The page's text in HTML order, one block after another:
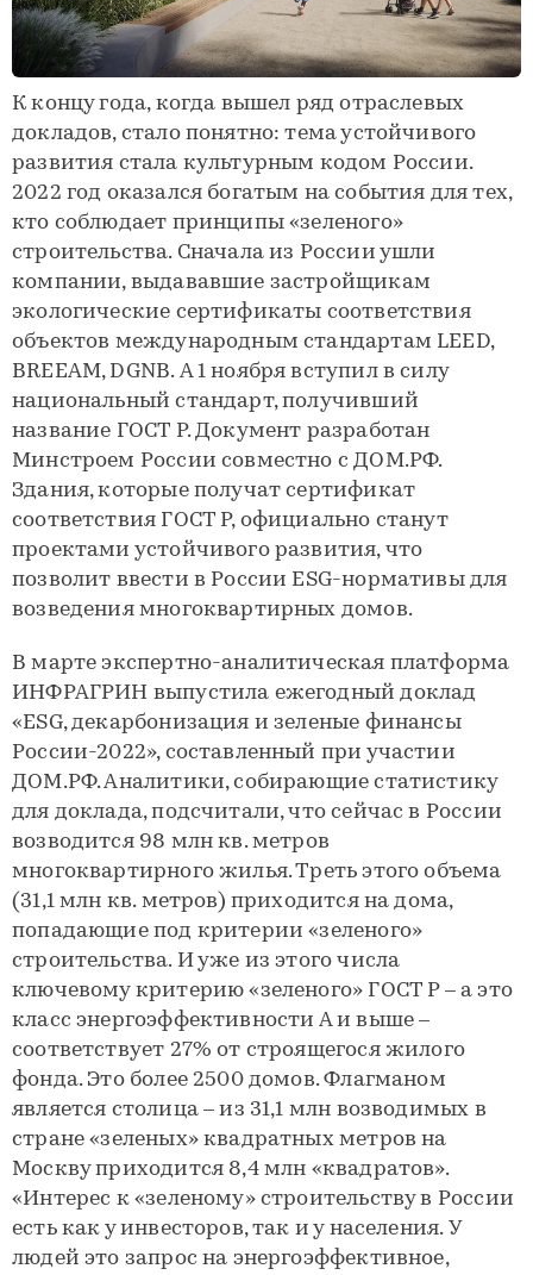
К концу года, когда вышел ряд отраслевых
докладов, стало понятно: тема устойчивого
развития стала культурным кодом России.
2022 год оказался богатым на события для тех,
кто соблюдает принципы «зеленого»
строительства. Сначала из России ушли
компании, выдававшие застройщикам
экологические сертификаты соответствия
объектов международным стандартам LEED,
BREEAM, DGNB. А 1 ноября вступил в силу
национальный стандарт, получивший
название ГОСТ Р. Документ разработан
Минстроем России совместно с ДОМ.РФ.
Здания, которые получат сертификат
соответствия ГОСТ Р, официально станут
проектами устойчивого развития, что
позволит ввести в России ESG-нормативы для
возведения многоквартирных домов.
В марте экспертно-аналитическая платформа
ИНФРАГРИН выпустила ежегодный доклад
«ESG, декарбонизация и зеленые финансы
России-2022», составленный при участии
ДОМ.РФ. Аналитики, собирающие статистику
для доклада, подсчитали, что сейчас в России
возводится 98 млн кв. метров
многоквартирного жилья. Треть этого объема
(31,1 млн кв. метров) приходится на дома,
попадающие под критерии «зеленого»
строительства. И уже из этого числа
ключевому критерию «зеленого» ГОСТ Р – а это
класс энергоэффективности А и выше –
соответствует 27% от строящегося жилого
фонда. Это более 2500 домов. Флагманом
является столица – из 31,1 млн возводимых в
стране «зеленых» квадратных метров на
Москву приходится 8,4 млн «квадратов».
«Интерес к «зеленому» строительству в России
есть как у инвесторов, так и у населения. У
людей это запрос на энергоэффективное,